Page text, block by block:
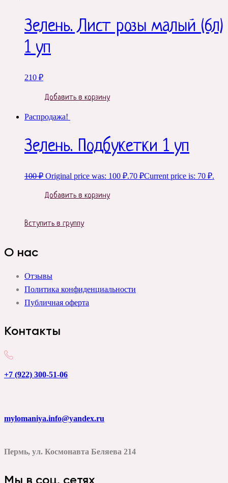
Зелень. Лист розы малый (6л)
1 уп
210 ₽
Добавить в корзину
Распродажа!
Зелень. Подбукетки 1 уп
100₽ Original price was: 100 ₽.70 ₽Current price is: 70 ₽.
Добавить в корзину
Вступить в группу
О нас
Отзывы
Политика конфиденциальности
Публичная оферта
Контакты
+7 (922) 300-51-06
mylomaniya.info@yandex.ru
Пермь, ул. Космонавта Беляева 214
Мы в соц. сетях